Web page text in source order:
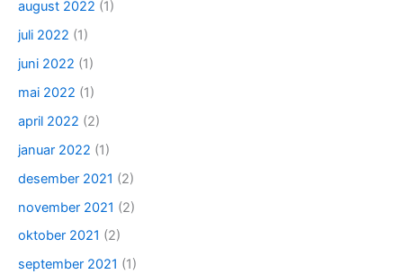
august 2022 (1)
juli 2022 (1)
juni 2022 (1)
mai 2022 (1)
april 2022 (2)
januar 2022 (1)
desember 2021 (2)
november 2021 (2)
oktober 2021 (2)
september 2021 (1)